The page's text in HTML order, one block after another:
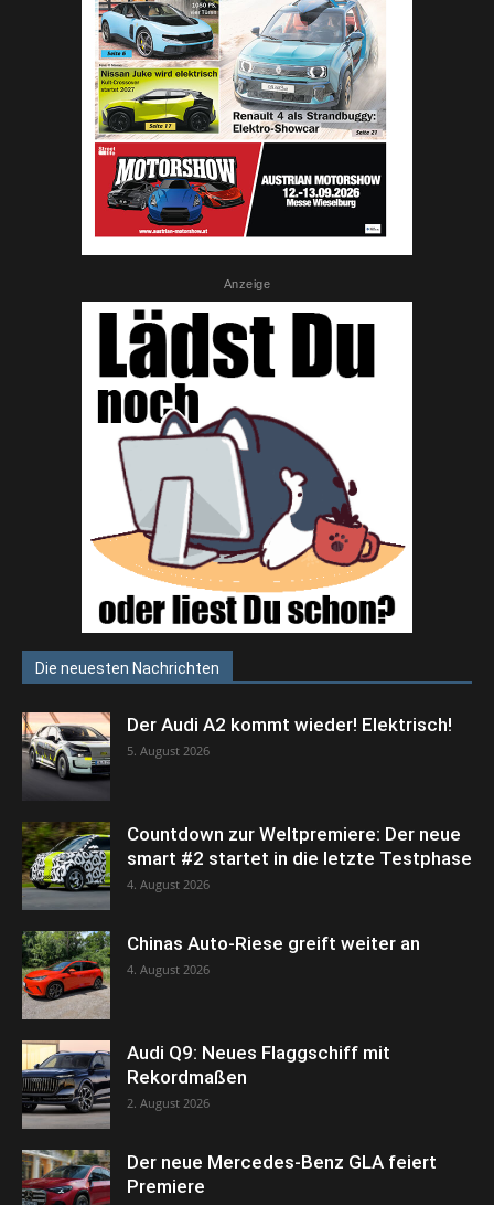
Anzeige
Die neuesten Nachrichten
Der Audi A2 kommt wieder! Elektrisch!
5. August 2026
Countdown zur Weltpremiere: Der neue
smart #2 startet in die letzte Testphase
4. August 2026
Chinas Auto-Riese greift weiter an
4. August 2026
Audi Q9: Neues Flaggschiff mit
Rekordmaßen
2. August 2026
Der neue Mercedes-Benz GLA feiert
Premiere